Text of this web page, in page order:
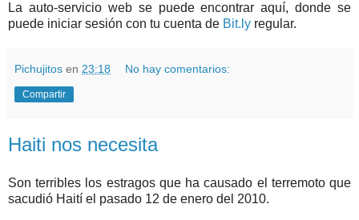
La auto-servicio web se puede encontrar aquí, donde se
puede iniciar sesión con tu cuenta de Bit.ly regular.
Pichujitos en 23:18 No hay comentarios:
Compartir
Haiti nos necesita
Son terribles los estragos que ha causado el terremoto que
sacudió Haití el pasado 12 de enero del 2010.